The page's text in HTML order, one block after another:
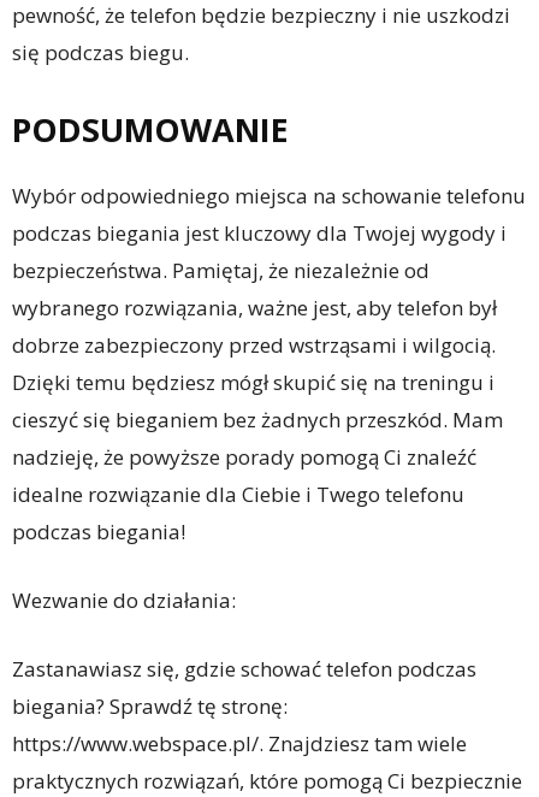
pewność, że telefon będzie bezpieczny i nie uszkodzi
się podczas biegu.
PODSUMOWANIE
Wybór odpowiedniego miejsca na schowanie telefonu
podczas biegania jest kluczowy dla Twojej wygody i
bezpieczeństwa. Pamiętaj, że niezależnie od
wybranego rozwiązania, ważne jest, aby telefon był
dobrze zabezpieczony przed wstrząsami i wilgocią.
Dzięki temu będziesz mógł skupić się na treningu i
cieszyć się bieganiem bez żadnych przeszkód. Mam
nadzieję, że powyższe porady pomogą Ci znaleźć
idealne rozwiązanie dla Ciebie i Twego telefonu
podczas biegania!
Wezwanie do działania:
Zastanawiasz się, gdzie schować telefon podczas
biegania? Sprawdź tę stronę:
https://www.webspace.pl/. Znajdziesz tam wiele
praktycznych rozwiązań, które pomogą Ci bezpiecznie